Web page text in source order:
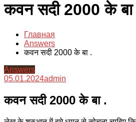
कवन सदी 2000 के बा
Главная
Answers
कवन सदी 2000 के बा .
Answers
05.01.2024admin
कवन सदी 2000 के बा .